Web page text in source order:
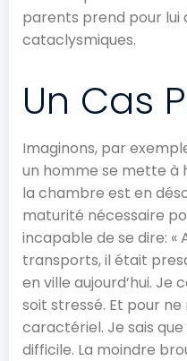
parents prend pour lui
cataclysmiques.
Un Cas
Imaginons, par
un homme se mette à
la chambre est en
maturité nécessaire
incapable de se dire:
transports, il était
en ville aujourd’hui.
soit stressé. Et pour
caractériel. Je sais
difficile. La moindre